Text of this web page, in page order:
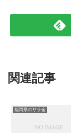
関連記事
福岡県のサラ金